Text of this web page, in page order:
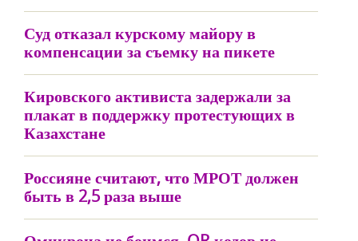
Суд отказал курскому майору в
компенсации за съемку на пикете
Кировского активиста задержали за
плакат в поддержку протестующих в
Казахстане
Россияне считают, что МРОТ должен
быть в 2,5 раза выше